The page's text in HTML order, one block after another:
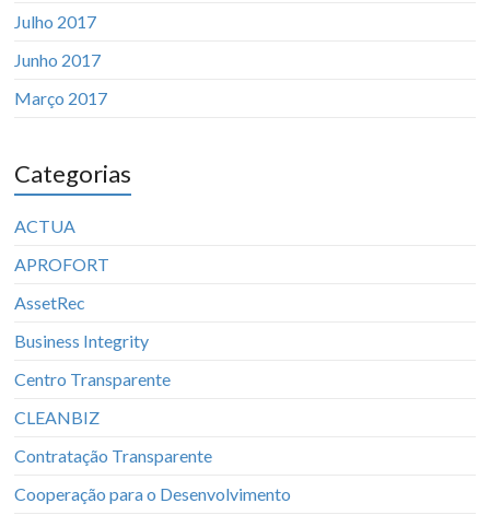
Julho 2017
Junho 2017
Março 2017
Categorias
ACTUA
APROFORT
AssetRec
Business Integrity
Centro Transparente
CLEANBIZ
Contratação Transparente
Cooperação para o Desenvolvimento